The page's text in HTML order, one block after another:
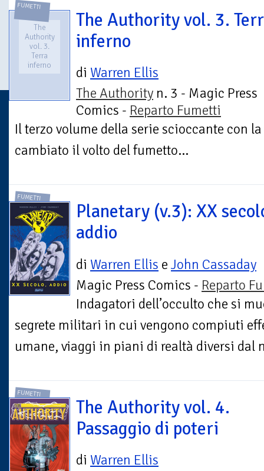
FUMETTI
The
Authority
vol. 3.
Terra
inferno
The Authority vol. 3.
inferno
di Warren Ellis
The Authority n. 3 - Magic Press
Comics - Reparto Fumetti
Il terzo volume della serie scioccante con
cambiato il volto del fumetto...
FUMETTI
Planetary (v.3): XX
addio
di Warren Ellis e John Cassaday
Magic Press Comics - Reparto
Indagatori dell’occulto che si
segrete militari in cui vengono compiuti
umane, viaggi in piani di realtà diversi dal
FUMETTI
The Authority vol. 4.
Passaggio di poteri
di Warren Ellis